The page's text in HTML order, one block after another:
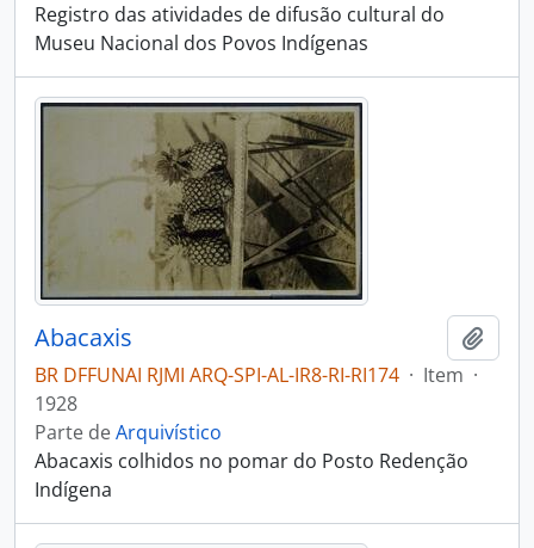
Registro das atividades de difusão cultural do
Museu Nacional dos Povos Indígenas
Abacaxis
BR DFFUNAI RJMI ARQ-SPI-AL-IR8-RI-RI174 · Item ·
1928
Parte deArquivístico
Abacaxis colhidos no pomar do Posto Redenção
Indígena